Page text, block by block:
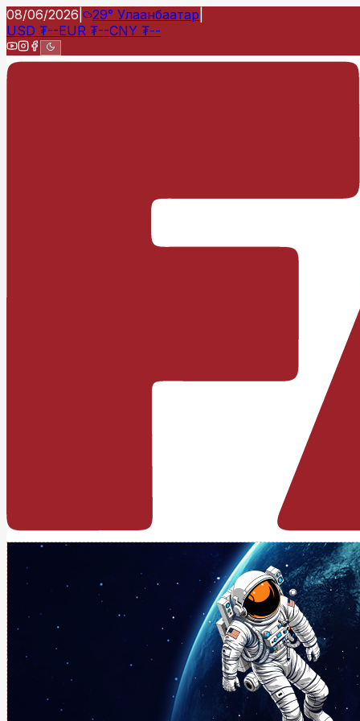
08/06/2026 29° Улаанбаатар
USD ₮--EUR ₮--CNY ₮--